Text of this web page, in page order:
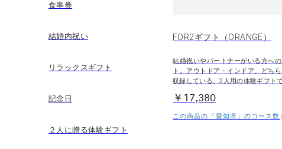
食事券
結婚内祝い
リラックスギフト
記念日
２人に贈る体験ギフト
FOR2ギフト（ORANGE）
結婚祝いやパートナーがいる方へ
ト。アウトドア・インドア、どち
収録している、2人用の体験ギフトで
￥17,380
この商品の「愛知県」のコース数